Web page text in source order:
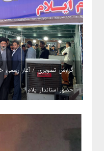
گزارش تصویری / آغاز رسمی
حضور استاندار ایلام